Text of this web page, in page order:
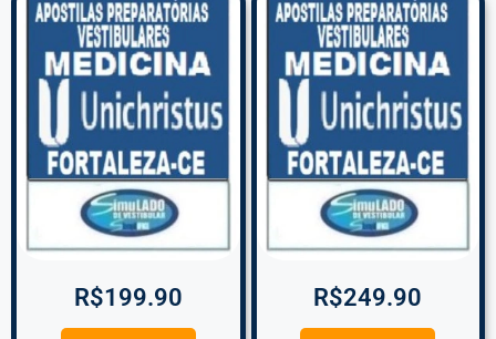
R$199.90 R$249.90